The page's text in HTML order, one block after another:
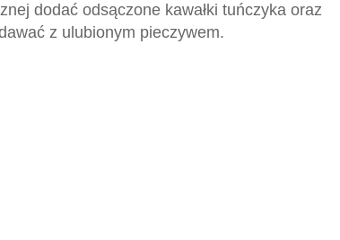
dodać odsączone kawałki tuńczyka oraz
z ulubionym pieczywem.